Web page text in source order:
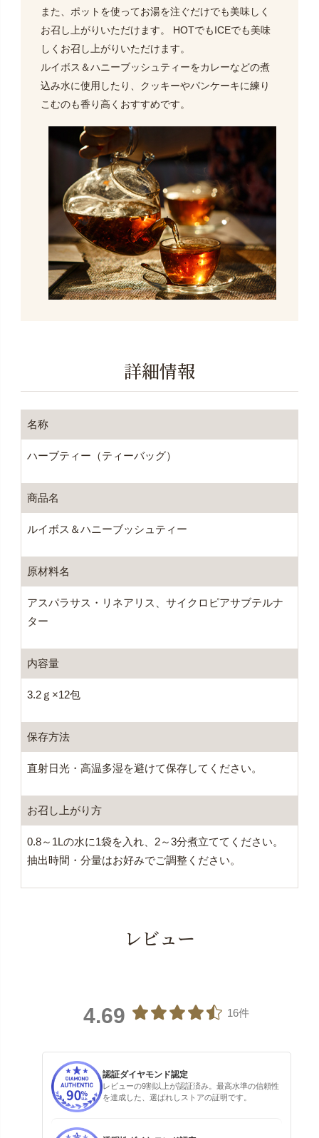
また、ポットを使ってお湯を注ぐだけでも美味しく
お召し上がりいただけます。 HOTでもICEでも美味
しくお召し上がりいただけます。
ルイボス＆ハニーブッシュティーをカレーなどの煮
込み水に使用したり、クッキーやパンケーキに練り
こむのも香り高くおすすめです。
詳細情報
名称
ハーブティー（ティーバッグ）
商品名
ルイボス＆ハニーブッシュティー
原材料名
アスパラサス・リネアリス、サイクロピアサブテルナ
ター
内容量
3.2ｇ×12包
保存方法
直射日光・高温多湿を避けて保存してください。
お召し上がり方
0.8～1Lの水に1袋を入れ、2～3分煮立ててください。
抽出時間・分量はお好みでご調整ください。
レビュー
4.69 16件
認証ダイヤモンド認定
レビューの9割以上が認証済み。最高水準の信頼性
を達成した、選ばれしストアの証明です。